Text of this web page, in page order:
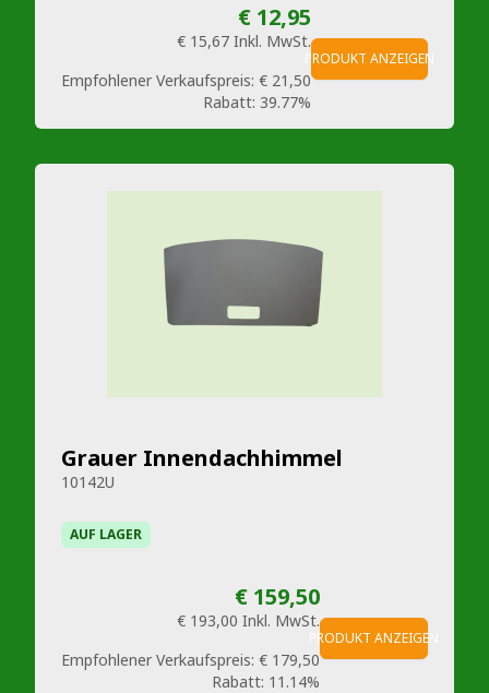
€ 12,95
€ 15,67 Inkl. MwSt.
Empfohlener Verkaufspreis: € 21,50
Rabatt: 39.77%
PRODUKT ANZEIGEN
Grauer Innendachhimmel
10142U
AUF LAGER
€ 159,50
€ 193,00 Inkl. MwSt.
Empfohlener Verkaufspreis: € 179,50
Rabatt: 11.14%
PRODUKT ANZEIGEN